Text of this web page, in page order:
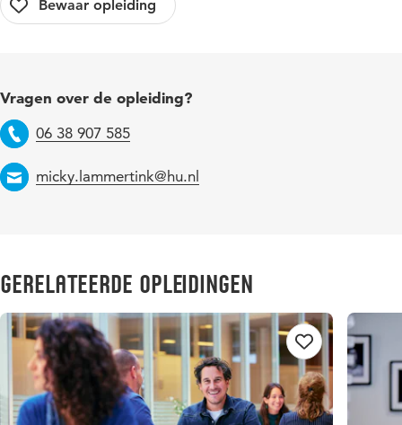
Vragen over de opleiding?
Telefoon
06 38 907 585
Email
micky.lammertink@hu.nl
Gerelateerde opleidingen